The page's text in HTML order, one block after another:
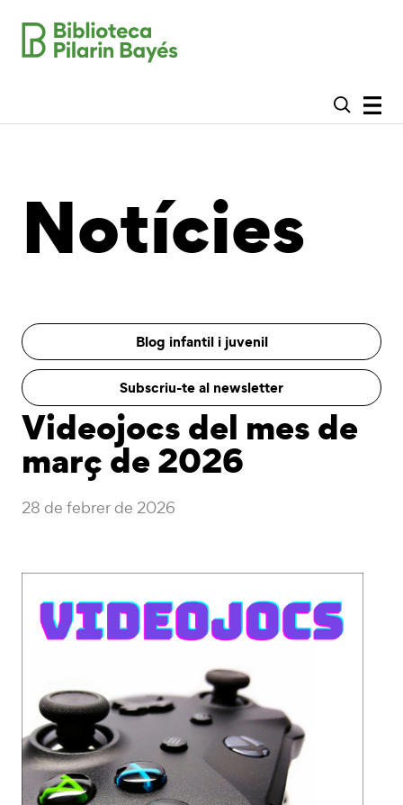
Notícies
Blog infantil i juvenil
Subscriu-te al newsletter
Videojocs del mes de
març de 2026
28 de febrer de 2026